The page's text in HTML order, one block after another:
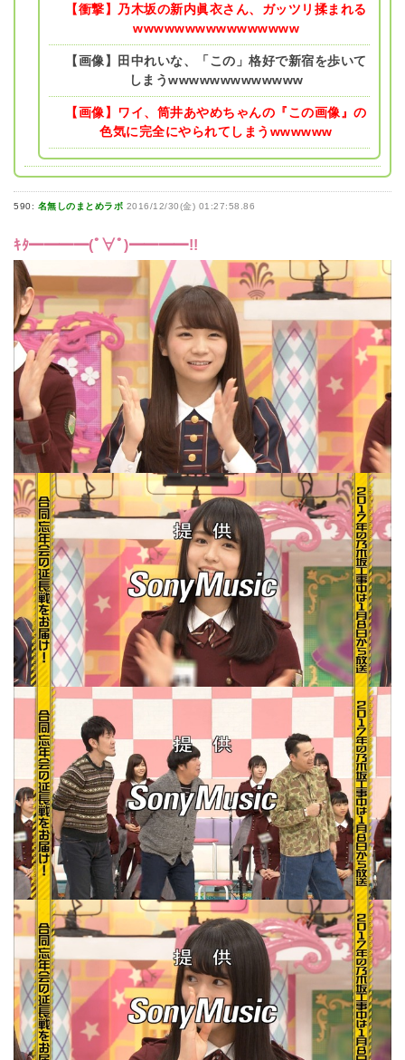
【衝撃】乃木坂の新内眞衣さん、ガッツリ揉まれる
wwwwwwwwwwwwwwww
【画像】田中れいな、「この」格好で新宿を歩いて
しまうwwwwwwwwwwwww
【画像】ワイ、筒井あやめちゃんの『この画像』の
色気に完全にやられてしまうwwwwww
590: 名無しのまとめラボ 2016/12/30(金) 01:27:58.86
ｷﾀ━━━━(ﾟ∀ﾟ)━━━━!!